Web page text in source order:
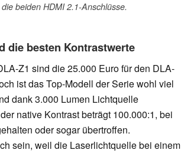
beiden HDMI 2.1-Anschlüsse.
die besten Kontrastwerte
Z1 sind die 25.000 Euro für den DLA-
ist das Top-Modell der Serie wohl viel
dank 3.000 Lumen Lichtquelle
native Kontrast beträgt 100.000:1, bei
oder sogar übertroffen.
sein, weil die Laserlichtquelle bei einem